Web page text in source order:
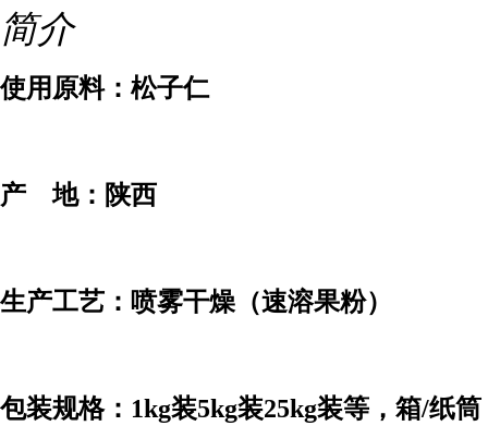
简介
使用原料：松子仁
产 地：陕西
生产工艺：喷雾干燥（速溶果粉）
包装规格：1kg装5kg装25kg装等，箱/纸筒